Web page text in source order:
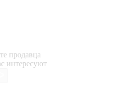
продавца
интересуют